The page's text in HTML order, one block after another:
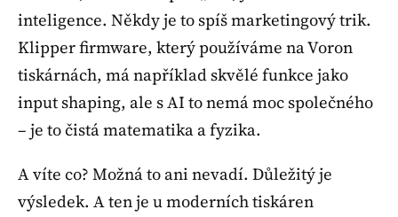
inteligence. Někdy je to spíš marketingový trik.
Klipper firmware, který používáme na Voron
tiskárnách, má například skvělé funkce jako
input shaping, ale s AI to nemá moc společného
– je to čistá matematika a fyzika.
A víte co? Možná to ani nevadí. Důležitý je
výsledek. A ten je u moderních tiskáren